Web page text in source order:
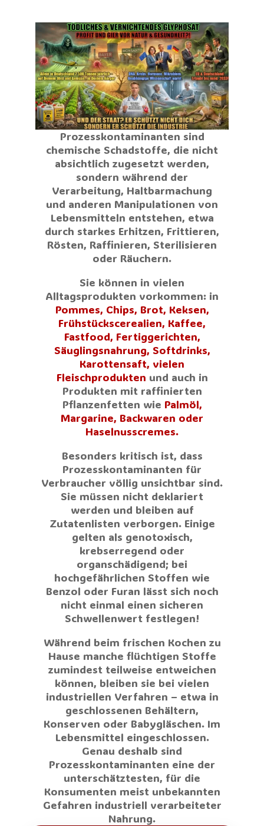
Prozesskontaminanten sind
chemische Schadstoffe, die nicht
absichtlich zugesetzt werden,
sondern während der
Verarbeitung, Haltbarmachung
und anderen Manipulationen von
Lebensmitteln entstehen, etwa
durch starkes Erhitzen, Frittieren,
Rösten, Raffinieren, Sterilisieren
oder Räuchern.
Sie können in vielen
Alltagsprodukten vorkommen: in
Pommes, Chips, Brot, Keksen,
Frühstückscerealien, Kaffee,
Fastfood, Fertiggerichten,
Säuglingsnahrung, Softdrinks,
Karottensaft, vielen
Fleischprodukten und auch in
Produkten mit raffinierten
Pflanzenfetten wie Palmöl,
Margarine, Backwaren oder
Haselnusscremes.
Besonders kritisch ist, dass
Prozesskontaminanten für
Verbraucher völlig unsichtbar sind.
Sie müssen nicht deklariert
werden und bleiben auf
Zutatenlisten verborgen. Einige
gelten als genotoxisch,
krebserregend oder
organschädigend; bei
hochgefährlichen Stoffen wie
Benzol oder Furan lässt sich noch
nicht einmal einen sicheren
Schwellenwert festlegen!
Während beim frischen Kochen zu
Hause manche flüchtigen Stoffe
zumindest teilweise entweichen
können, bleiben sie bei vielen
industriellen Verfahren – etwa in
geschlossenen Behältern,
Konserven oder Babygläschen. Im
Lebensmittel eingeschlossen.
Genau deshalb sind
Prozesskontaminanten eine der
unterschätztesten, für die
Konsumenten meist unbekannten
Gefahren industriell verarbeiteter
Nahrung.